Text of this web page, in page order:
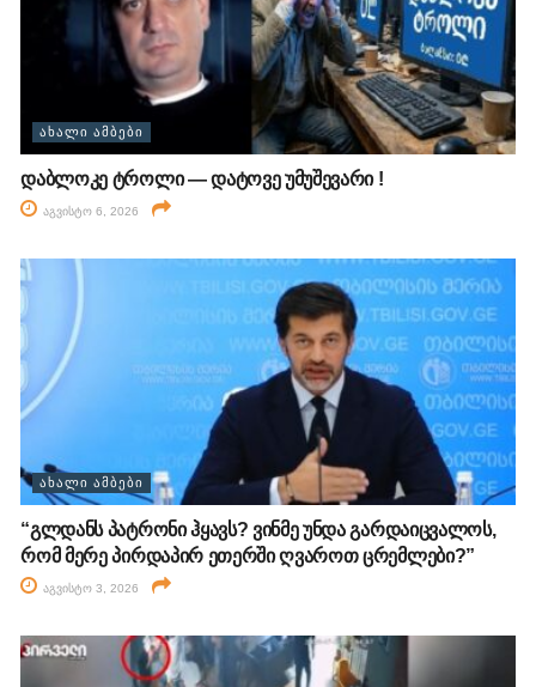
ᲐᲮᲐᲚᲘ ᲐᲛᲑᲔᲑᲘ
დაბლოკე ტროლი — დატოვე უმუშევარი !
აგვისტო 6, 2026
ᲐᲮᲐᲚᲘ ᲐᲛᲑᲔᲑᲘ
“გლდანს პატრონი ჰყავს? ვინმე უნდა გარდაიცვალოს,
რომ მერე პირდაპირ ეთერში ღვაროთ ცრემლები?”
აგვისტო 3, 2026